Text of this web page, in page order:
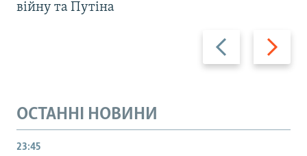
Назад Вперед
війну та Путіна
ОСТАННІ НОВИНИ
23:45